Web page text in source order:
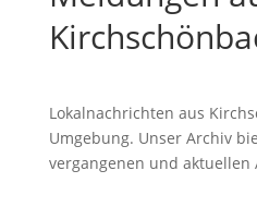
Lokalnachrichten aus
Umgebung. Unser Archiv
vergangenen und aktuellen